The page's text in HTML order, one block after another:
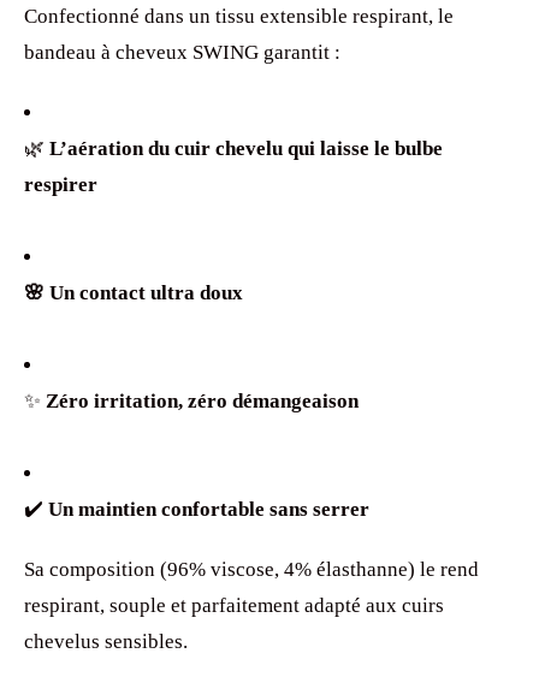
Confectionné dans un tissu extensible respirant, le
bandeau à cheveux SWING garantit :
🌿 L’aération du cuir chevelu qui laisse le bulbe
respirer
🌸 Un contact ultra doux
✨ Zéro irritation, zéro démangeaison
✔️ Un maintien confortable sans serrer
Sa composition (96% viscose, 4% élasthanne) le rend
respirant, souple et parfaitement adapté aux cuirs
chevelus sensibles.